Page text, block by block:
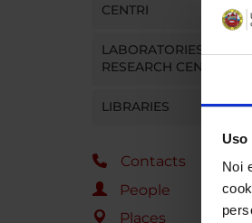
Uso
Noi
CENTRI
LABORATORIES AND
RESEARCH CENTRES
LIBRARIES
Contacts
People
Places